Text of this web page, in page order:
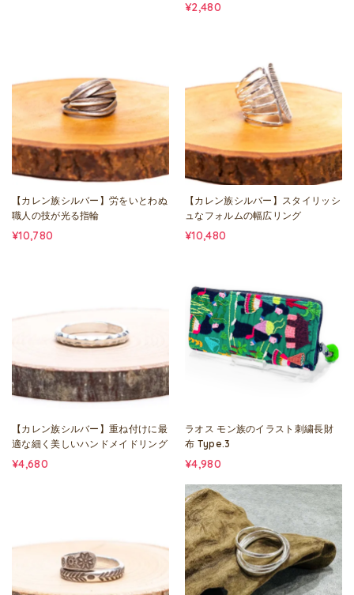
¥2,480
【カレン族シルバー】労をいとわぬ
職人の技が光る指輪
¥10,780
【カレン族シルバー】スタイリッシ
ュなフォルムの幅広リング
¥10,480
【カレン族シルバー】重ね付けに最
適な細く美しいハンドメイドリング
¥4,680
ラオス モン族のイラスト刺繍長財
布 Type.3
¥4,980